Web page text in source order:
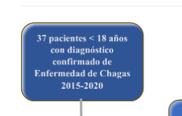
Barra
lateral
del